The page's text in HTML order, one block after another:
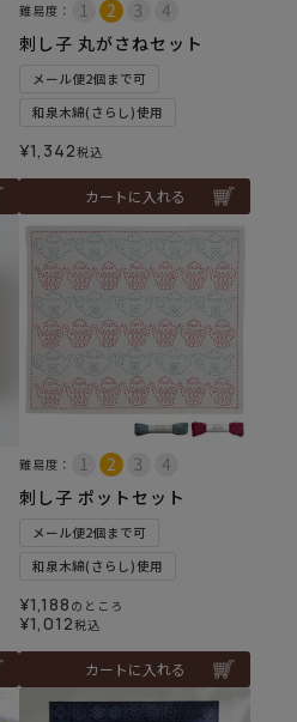
難易度：
刺し子 丸がさねセット
メール便2個まで可
和泉木綿(さらし)使用
¥1,342税込
カートに入れる
難易度：
刺し子 ポットセット
メール便2個まで可
和泉木綿(さらし)使用
¥1,188 のところ
¥1,012税込
カートに入れる